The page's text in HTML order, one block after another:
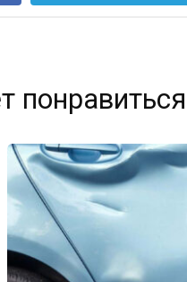
понравиться